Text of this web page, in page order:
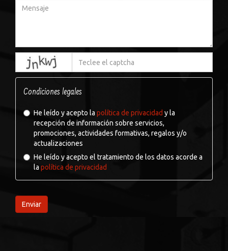
Condiciones legales
He leído y acepto la política de privacidad y la
recepción de información sobre servicios,
promociones, actividades formativas, regalos y/o
actualizaciones
He leído y acepto el tratamiento de los datos acorde a
la política de privacidad
Enviar